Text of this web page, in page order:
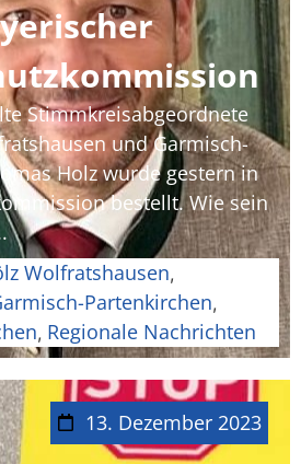
Stimmkreisabgeordnete
und Garmisch-
Holz wurde gestern in
bestellt. Wie sein
Wolfratshausen,
Partenkirchen,
, Regionale Nachrichten
13. Dezember 2023